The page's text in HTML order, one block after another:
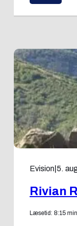
Evision 5.
Rivian
Læsetid: 8:15 min